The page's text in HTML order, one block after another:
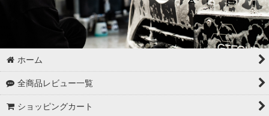
ホーム
全商品レビュー一覧
ショッピングカート